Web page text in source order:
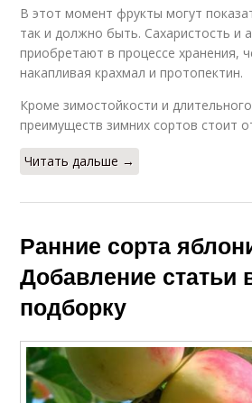
В этот момент фрукты могут
так и должно быть. Сахаристость и
приобретают в процессе хранения,
накапливая крахмал и протопектин.
Кроме зимостойкости и
преимуществ зимних сортов стоит
Читать дальше →
Ранние сорта
Добавление статьи
подборку